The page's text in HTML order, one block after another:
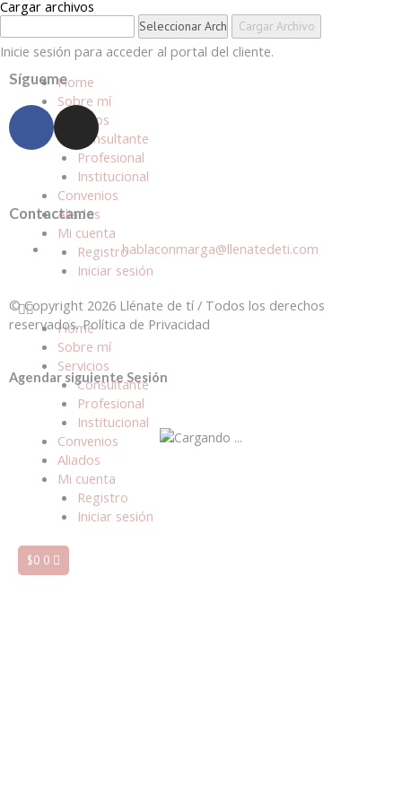
Home
Sobre mí
Servicios
Consultante
Profesional
Institucional
Convenios
Aliados
Mi cuenta
Registro
Iniciar sesión
Home
Sobre mí
Servicios
Consultante
Profesional
Institucional
Convenios
Aliados
Mi cuenta
Registro
Iniciar sesión
$0 0
Cargar archivos
Inicie sesión para acceder al portal del cliente.
Sígueme
Contactame
hablaconmarga@llenatedeti.com
© Copyright 2026 Llénate de tí / Todos los derechos
reservados. Política de Privacidad
Agendar siguiente Sesión